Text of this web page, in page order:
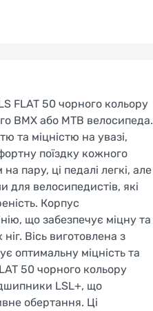
FLAT 50 чорного кольору
BMX або MTB велосипеда.
та міцністю на увазі,
поїздку кожного
пару, ці педалі легкі, але
для велосипедистів, які
Корпус
що забезпечує міцну та
Вісь виготовлена з
оптимальну міцність та
50 чорного кольору
LSL+, що
обертання. Ці